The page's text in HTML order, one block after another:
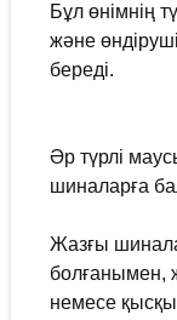
Бұл өнімнің
және
береді.
Әр түрлі
шиналарға
Жазғы
болғанымен,
немесе